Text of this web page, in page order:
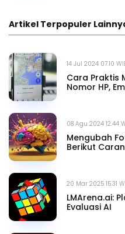
Artikel Terpopuler
14 Jul 2024 07.10
Cara Praktis
Nomor HP,
08 Agu 2024 12.44
Mengubah
Berikut
20 Mar 2025 15.31
LMArena.ai:
Evaluasi AI